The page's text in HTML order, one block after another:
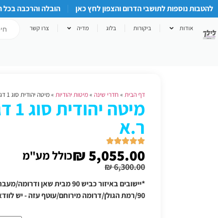
להטבות נוספות לתושבי הדרום והצפון לחץ כאן הובלה והרכבה
אודות ביקורות בלוג מדיה צרו קשר
דף הבית » חדרי שינה »מיטות יהודיות »מיטה יהודית סוג 1 דגם חבצלת ר.א
ר.א
₪6,300.00
₪5,055.00 כולל מע"מ
*יישובים באיזור כביש 90 מבית
90/רמת הגולן/דרומה מירוחם/עוטף עזה - יש לוודא תוספת הובלה טלפונית